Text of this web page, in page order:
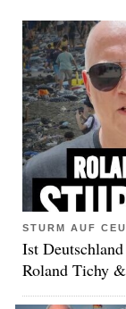
STURM AUF
Ist
Roland Tichy